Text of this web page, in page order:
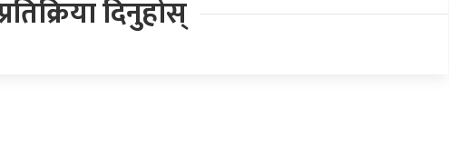
दिनुहोस्